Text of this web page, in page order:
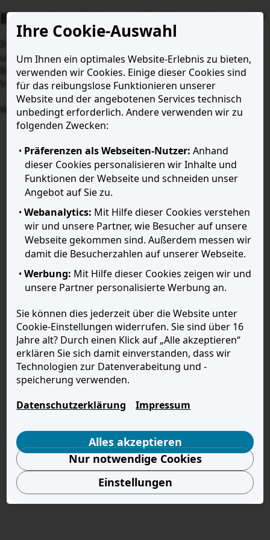
Ihre Cookie-Auswahl
Um Ihnen ein optimales Website-Erlebnis zu bieten,
verwenden wir Cookies. Einige dieser Cookies sind
für das reibungslose Funktionieren unserer
Website und der angebotenen Services technisch
unbedingt erforderlich. Andere verwenden wir zu
folgenden Zwecken:
Präferenzen als Webseiten-Nutzer:Anhand
dieser Cookies personalisieren wir Inhalte und
Funktionen der Webseite und schneiden unser
Angebot auf Sie zu.
Webanalytics: Mit Hilfe dieser Cookies verstehen
wir und unsere Partner, wie Besucher auf unsere
Webseite gekommen sind. Außerdem messen wir
damit die Besucherzahlen auf unserer Webseite.
Werbung: Mit Hilfe dieser Cookies zeigen wir und
unsere Partner personalisierte Werbung an.
Sie können dies jederzeit über die Website unter
Cookie-Einstellungen widerrufen. Sie sind über 16
Jahre alt? Durch einen Klick auf „Alle akzeptieren“
erklären Sie sich damit einverstanden, dass wir
Technologien zur Datenverabeitung und -
speicherung verwenden.
Datenschutzerklärung Impressum
Alles akzeptieren
Nur notwendige Cookies
Einstellungen
Bitte aktualisieren Sie Ihren Browser
unserer Website sind eingeschränkt oder nicht verfügbar.
Bitte aktualisieren Sie Ihren Browser auf eine neuere
Version, um mögliche Sicherheitsrisiken zu minimieren.
Weitere Informationen Ignorieren